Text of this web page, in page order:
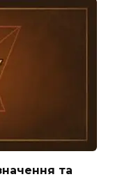
та